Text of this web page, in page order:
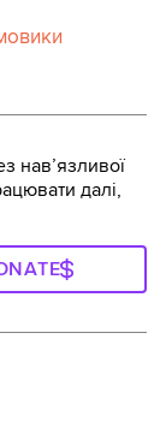
навʼязливої
далі,